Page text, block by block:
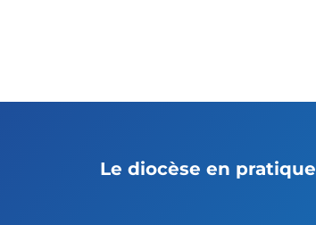
Le diocèse en pratique